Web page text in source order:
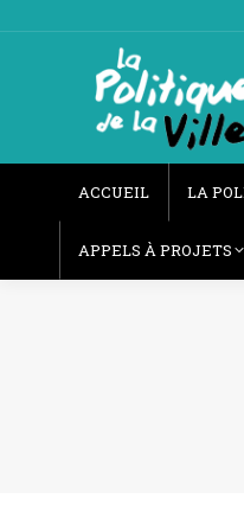
ACCUEIL LA
APPELS À PROJETS